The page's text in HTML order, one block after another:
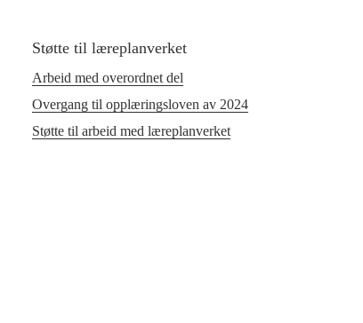
Støtte til læreplanverket
Arbeid med overordnet del
Overgang til opplæringsloven av 2024
Støtte til arbeid med læreplanverket